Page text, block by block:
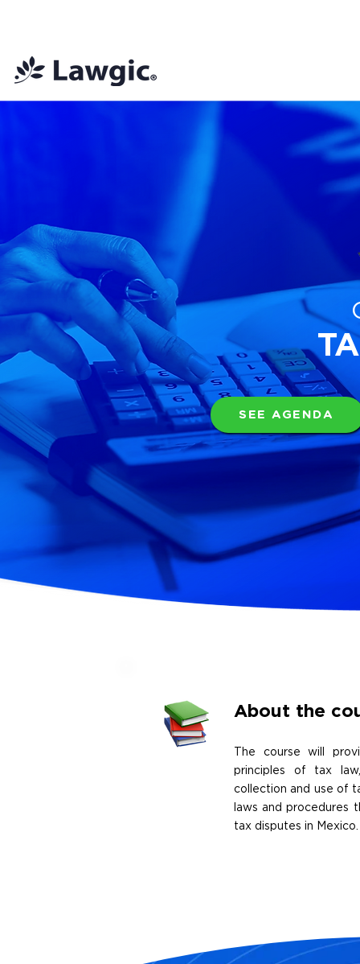
SEE AGENDA
About the
The course will
principles of tax
collection and use of
laws and procedures
tax disputes in Mexico.